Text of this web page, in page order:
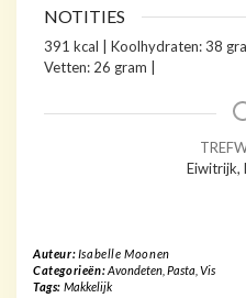
NOTITIES
391 kcal | Koolhydraten: 38
Vetten: 26 gram |
Eiwitrijk,
Auteur:Isabelle Moonen
Categorieën:Avondeten, Pasta Vis
Tags: Makkelijk